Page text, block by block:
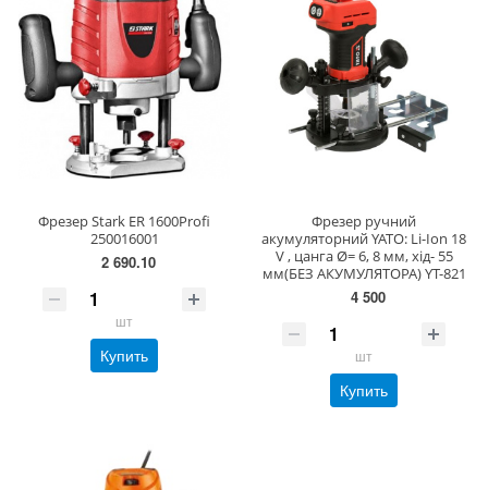
Фрезер Stark ER 1600Profi
250016001
2 690.10
шт
Купить
Фрезер ручний
акумуляторний YATO: Li-Ion 18
V , цанга Ø= 6, 8 мм, хід- 55
мм(БЕЗ АКУМУЛЯТОРА) YT-821
4 500
шт
Купить